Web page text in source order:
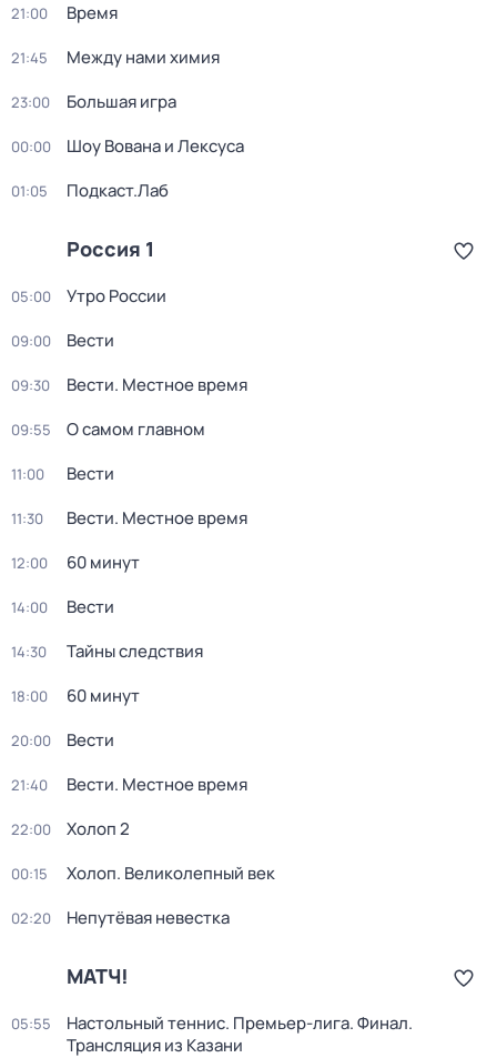
21:00 Время
21:45 Между нами химия
23:00 Большая игра
00:00 Шоу Вована и Лексуса
01:05 Подкаст.Лаб
Россия 1
05:00 Утро России
09:00 Вести
09:30 Вести. Местное время
09:55 О самом главном
11:00 Вести
11:30 Вести. Местное время
12:00 60 минут
14:00 Вести
14:30 Тайны следствия
18:00 60 минут
20:00 Вести
21:40 Вести. Местное время
22:00 Холоп 2
00:15 Холоп. Великолепный век
02:20 Непутёвая невестка
МАТЧ!
05:55
Настольный теннис. Премьер-лига. Финал.
Трансляция из Казани